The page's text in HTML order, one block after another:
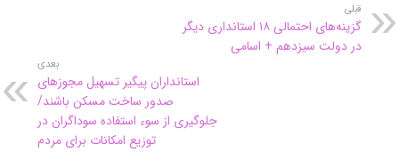
قبلی
گزینه‌های احتمالی ۱۸ استانداری دیگر
در دولت سیزدهم + اسامی
بعدی
استانداران پیگیر تسهیل مجوزهای
صدور ساخت مسکن باشند/
جلوگیری از سوء استفاده سوداگران در
توزیع امکانات برای مردم